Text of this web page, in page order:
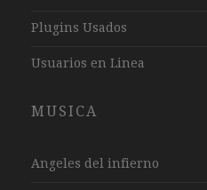
Plugins Usados
Usuarios en Linea
MUSICA
Angeles del infierno